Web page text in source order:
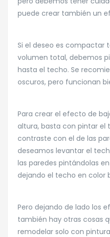
puede crear también un
Si el deseo es compactar
volumen total, debemos
hasta el techo. Se
oscuros, pero funcionan
Para crear el efecto de
altura, basta con pintar el
contraste con el de las
deseamos levantar el
las paredes pintándolas
dejando el techo en color
Pero dejando de lado los
también hay otras cosas
remodelar solo con